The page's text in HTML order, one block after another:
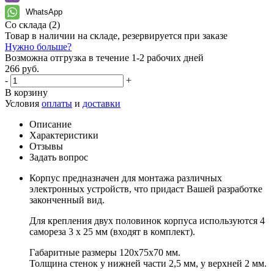
WhatsApp
Со склада (2)
Товар в наличии на складе, резервируется при заказе
Нужно больше?
Возможна отгрузка в течение 1-2 рабочих дней
266 руб.
-
+
В корзину
Условия оплаты и доставки
Описание
Характеристики
Отзывы
Задать вопрос
Корпус предназначен для монтажа различных
электронных устройств, что придаст Вашей разработке
законченный вид.
Для крепления двух половинок корпуса используются 4
самореза 3 х 25 мм (входят в комплект).
Габаритные размеры 120x75x70 мм.
Толщина стенок у нижней части 2,5 мм, у верхней 2 мм.